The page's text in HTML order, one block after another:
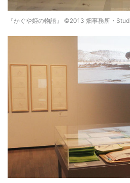
『かぐや姫の物語』 ©2013 畑事務所・